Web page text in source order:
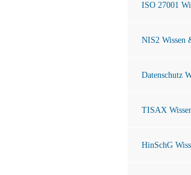
ISO 27001
NIS2 Wissen
Datenschutz
TISAX
HinSchG